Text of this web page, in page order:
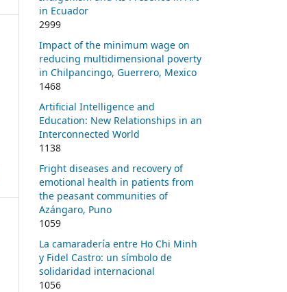
in Ecuador
2999
Impact of the minimum wage on
reducing multidimensional poverty
in Chilpancingo, Guerrero, Mexico
1468
Artificial Intelligence and
Education: New Relationships in an
Interconnected World
1138
Fright diseases and recovery of
emotional health in patients from
the peasant communities of
Azángaro, Puno
1059
La camaradería entre Ho Chi Minh
y Fidel Castro: un símbolo de
solidaridad internacional
1056